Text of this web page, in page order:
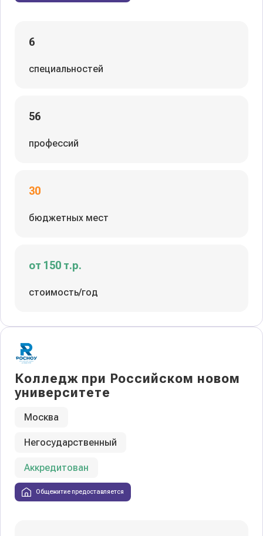
6
специальностей
56
профессий
30
бюджетных мест
от 150 т.р.
стоимость/год
Колледж при Российском новом
университете
Москва
Негосударственный
Аккредитован
Общежитие предоставляется